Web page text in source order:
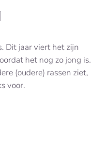
Dit jaar viert het zijn
het nog zo jong is.
(oudere) rassen ziet,
voor.